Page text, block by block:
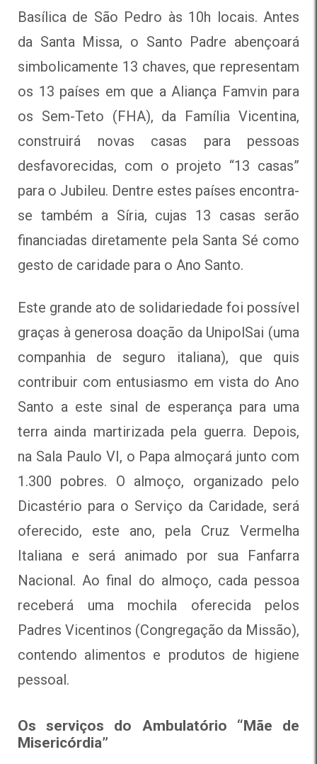
Basílica de São Pedro às 10h locais. Antes
da Santa Missa, o Santo Padre abençoará
simbolicamente 13 chaves, que representam
os 13 países em que a Aliança Famvin para
os Sem-Teto (FHA), da Família Vicentina,
construirá novas casas para pessoas
desfavorecidas, com o projeto “13 casas”
para o Jubileu. Dentre estes países encontra-
se também a Síria, cujas 13 casas serão
financiadas diretamente pela Santa Sé como
gesto de caridade para o Ano Santo.
Este grande ato de solidariedade foi possível
graças à generosa doação da UnipolSai (uma
companhia de seguro italiana), que quis
contribuir com entusiasmo em vista do Ano
Santo a este sinal de esperança para uma
terra ainda martirizada pela guerra. Depois,
na Sala Paulo VI, o Papa almoçará junto com
1.300 pobres. O almoço, organizado pelo
Dicastério para o Serviço da Caridade, será
oferecido, este ano, pela Cruz Vermelha
Italiana e será animado por sua Fanfarra
Nacional. Ao final do almoço, cada pessoa
receberá uma mochila oferecida pelos
Padres Vicentinos (Congregação da Missão),
contendo alimentos e produtos de higiene
pessoal.
Os serviços do Ambulatório “Mãe de
Misericórdia”